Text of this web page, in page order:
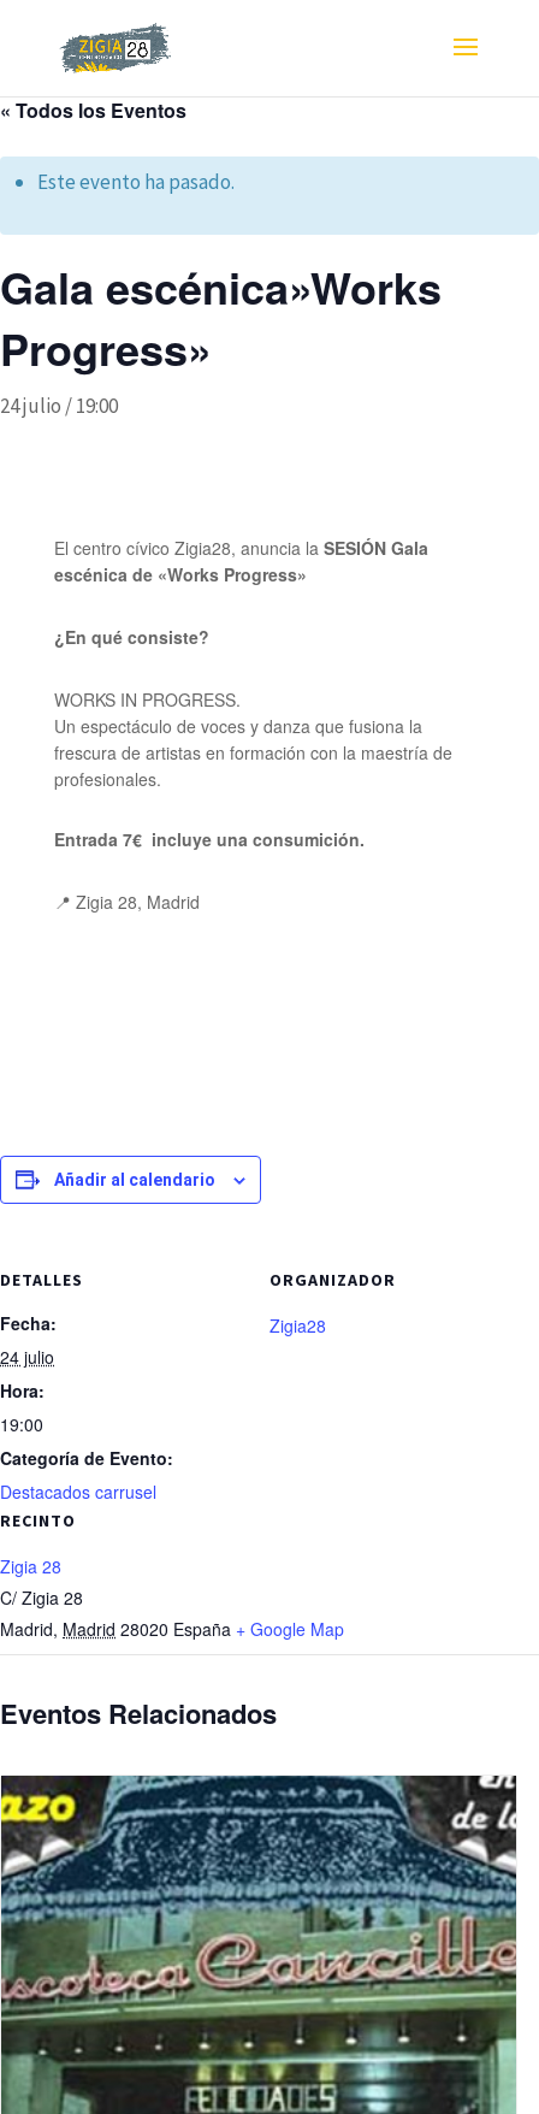
« Todos los Eventos
Este evento ha pasado.
Gala escénica»Works
Progress»
24 julio / 19:00
El centro cívico Zigia28, anuncia la SESIÓN Gala
escénica de «Works Progress»
¿En qué consiste?
WORKS IN PROGRESS.
Un espectáculo de voces y danza que fusiona la
frescura de artistas en formación con la maestría de
profesionales.
Entrada 7€ incluye una consumición.
📍 Zigia 28, Madrid
Añadir al calendario
DETALLES
Fecha:
24 julio
Hora:
19:00
Categoría de Evento:
Destacados carrusel
RECINTO
Zigia 28
C/ Zigia 28
Madrid, Madrid 28020 España + Google Map
ORGANIZADOR
Zigia28
Eventos Relacionados